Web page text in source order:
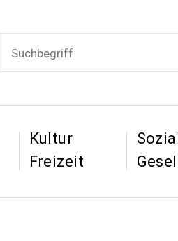
Kultur&
Freizeit